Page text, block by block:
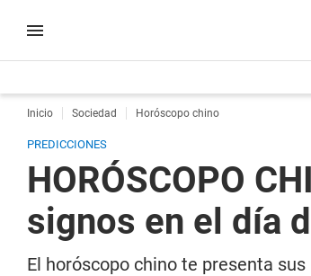
Inicio Sociedad Horóscopo chino
PREDICCIONES
HORÓSCOPO
signos en el día
El horóscopo chino te presenta